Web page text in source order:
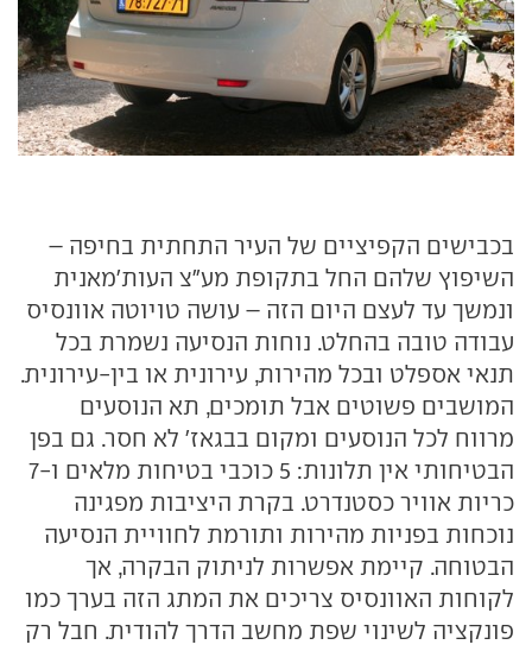
בכבישים הקפיציים של העיר התחתית בחיפה –
השיפוץ שלהם החל בתקופת מע"צ העות'מאנית
ונמשך עד לעצם היום הזה – עושה טויוטה אוונסיס
עבודה טובה בהחלט. נוחות הנסיעה נשמרת בכל
תנאי אספלט ובכל מהירות, עירונית או בין-עירונית.
המושבים פשוטים אבל תומכים, תא הנוסעים
מרווח לכל הנוסעים ומקום בבגאז' לא חסר. גם בפן
הבטיחותי אין תלונות: 5 כוכבי בטיחות מלאים ו-7
כריות אוויר כסטנדרט. בקרת היציבות מפגינה
נוכחות בפניות מהירות ותורמת לחוויית הנסיעה
הבטוחה. קיימת אפשרות לניתוק הבקרה, אך
לקוחות האוונסיס צריכים את המתג הזה בערך כמו
פונקציה לשינוי שפת מחשב הדרך להודית. חבל רק